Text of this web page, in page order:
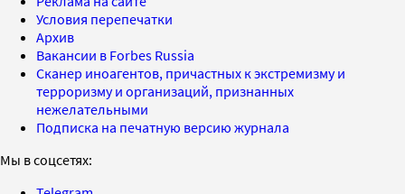
Условия перепечатки
Архив
Вакансии в Forbes Russia
Сканер иноагентов, причастных к экстремизму и
терроризму и организаций, признанных
нежелательными
Подписка на печатную версию журнала
Мы в соцсетях: